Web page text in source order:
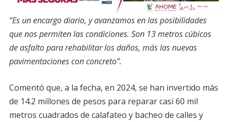
“Es un encargo diario, y avanzamos en las posibilidades
que nos permiten las condiciones. Son 13 metros cúbicos
de asfalto para rehabilitar los daños, más las nuevas
pavimentaciones con concreto”.
Comentó que, a la fecha, en 2024, se han invertido más
de 14.2 millones de pesos para reparar casi 60 mil
metros cuadrados de calafateo y bacheo de calles y